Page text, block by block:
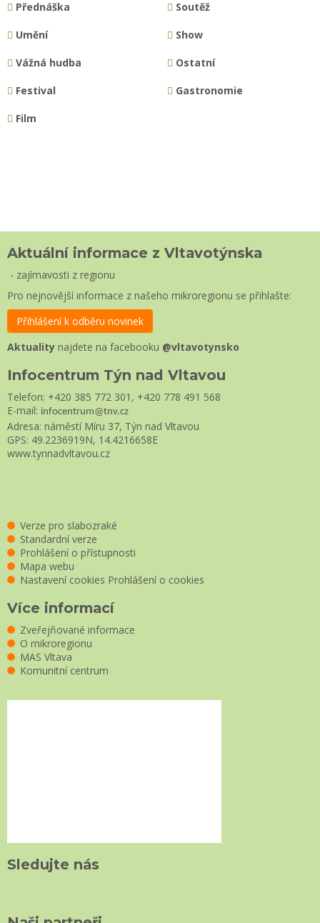
Přednáška Soutěž
Umění Show
Vážná hudba Ostatní
Festival Gastronomie
Film
Aktuální informace z Vltavotýnska
- zajímavosti z regionu
Pro nejnovější informace z našeho mikroregionu se přihlašte:
Přihlášení k odběru novinek
Aktuality najdete na facebooku @vltavotynsko
Infocentrum Týn nad Vltavou
Telefon: +420 385 772 301, +420 778 491 568
E-mail: infocentrum@tnv.cz
Adresa: náměstí Míru 37, Týn nad Vltavou
GPS: 49.2236919N, 14.4216658E
www.tynnadvltavou.cz
Verze pro slabozraké
Standardní verze
Prohlášení o přístupnosti
Mapa webu
Nastavení cookies Prohlášení o cookies
Více informací
Zveřejňované informace
O mikroregionu
MAS Vltava
Komunitní centrum
Sledujte nás